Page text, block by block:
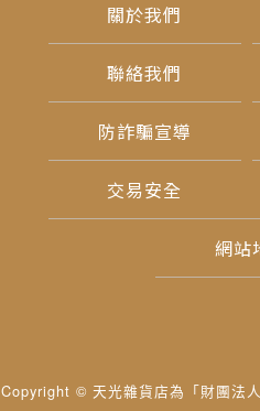
關於我們
聯絡我們
防詐騙宣導
交易安全
網站
Copyright © 天光雜貨店為「財團法